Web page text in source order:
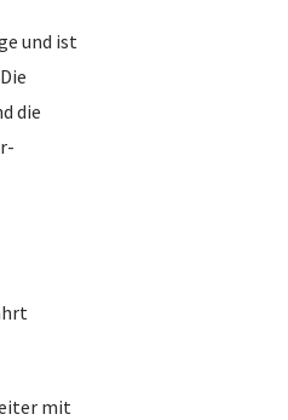
und ist
die
mit